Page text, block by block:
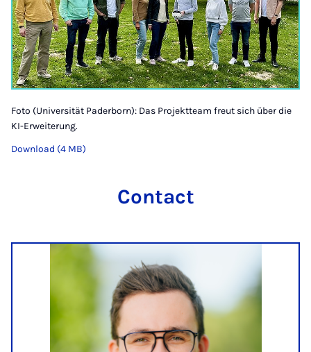
Foto (Universität Paderborn): Das Projektteam freut sich über die
KI-Erweiterung.
Download (4 MB)
Contact